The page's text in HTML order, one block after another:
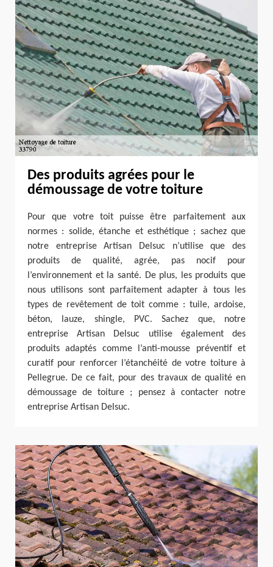
Des produits agrées pour le
démoussage de votre toiture
Pour que votre toit puisse être parfaitement aux
normes : solide, étanche et esthétique ; sachez que
notre entreprise Artisan Delsuc n’utilise que des
produits de qualité, agrée, pas nocif pour
l’environnement et la santé. De plus, les produits que
nous utilisons sont parfaitement adapter à tous les
types de revêtement de toit comme : tuile, ardoise,
béton, lauze, shingle, PVC. Sachez que, notre
entreprise Artisan Delsuc utilise également des
produits adaptés comme l’anti-mousse préventif et
curatif pour renforcer l’étanchéité de votre toiture à
Pellegrue. De ce fait, pour des travaux de qualité en
démoussage de toiture ; pensez à contacter notre
entreprise Artisan Delsuc.